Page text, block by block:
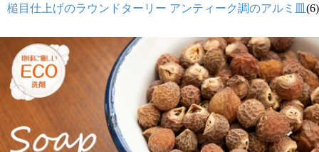
槌目仕上げのラウンドターリー アンティーク調のアルミ皿 (6)